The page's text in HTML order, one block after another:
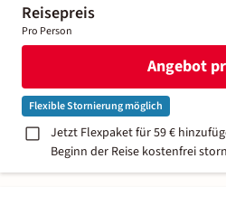
Reisepreis
Pro Person
Angebot
Flexible Stornierung möglich
Jetzt Flexpaket für 59 €
Beginn der Reise kostenfrei